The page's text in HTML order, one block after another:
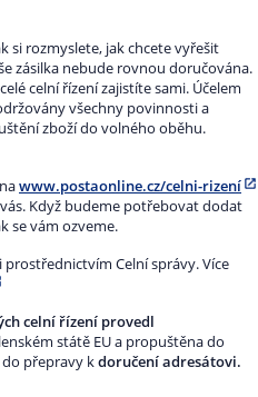
si rozmyslete, jak chcete vyřešit
zásilka nebude rovnou doručována.
celní řízení zajistíte sami. Účelem
všechny povinnosti a
zboží do volného oběhu.
www.postaonline.cz/celni-rizení
Když budeme potřebovat dodat
se vám ozveme.
Celní správy. Více
celní řízení provedl
státě EU a propuštěna do
přepravy kdoručení adresátovi.